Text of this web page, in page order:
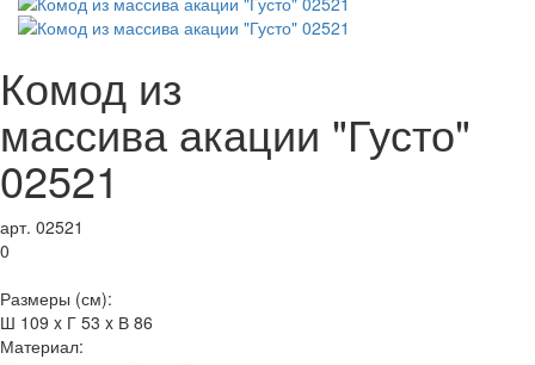
Комод из
массива акации "Густо"
02521
арт. 02521
0
Размеры (см):
Ш 109 x Г 53 x В 86
Материал: